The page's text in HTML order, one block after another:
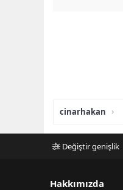
cinarhakan
Değiştir genişlik
Hakkımızda